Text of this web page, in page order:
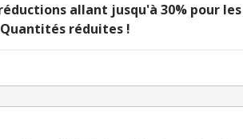
allant jusqu'à 30% pour les
réduites !